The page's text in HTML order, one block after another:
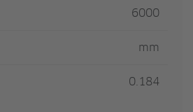
6000
mm
0.184